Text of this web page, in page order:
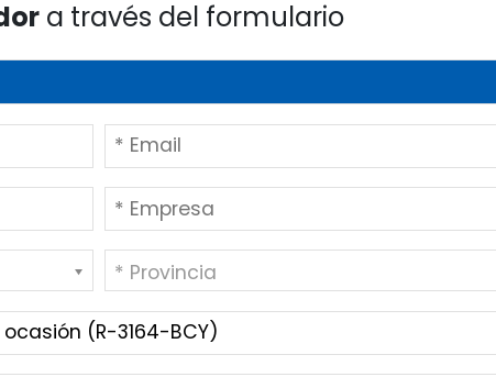
a través del formulario
* Provincia